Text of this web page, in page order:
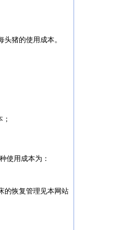
猪的使用成本。
使用成本为：
的恢复管理见本网站